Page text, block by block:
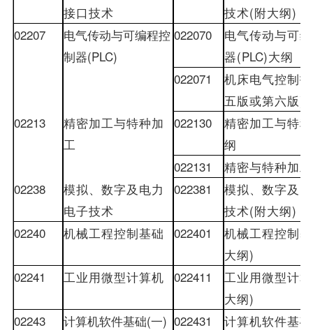
接口技术
技术(附大纲)
02207
电气传动与可编程控
制器(PLC)
022070
电气传动与可
器(PLC)大纲
022071
机床电气控制
五版或第六版)
02213
精密加工与特种加
工
022130
精密加工与特
纲
022131
精密与特种加
02238
模拟、数字及电力
电子技术
022381
模拟、数字及
技术(附大纲)
02240
机械工程控制基础 022401
机械工程控制
大纲)
02241
工业用微型计算机 022411
工业用微型计
大纲)
02243
计算机软件基础(一) 022431 计算机软件基础